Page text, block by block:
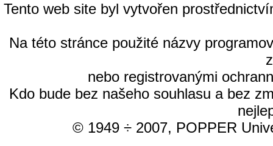
Tento web site byl vytvořen
Na této stránce použité názvy
nebo registrovanými
Kdo bude bez našeho souhlasu a bez
© 1949 ÷ 2007, POPPER